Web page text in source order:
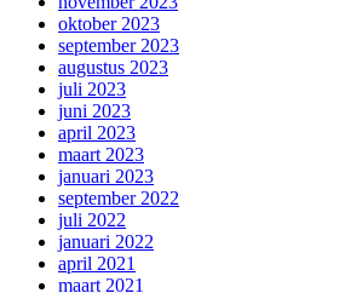
oktober 2023
september 2023
augustus 2023
juli 2023
juni 2023
april 2023
maart 2023
januari 2023
september 2022
juli 2022
januari 2022
april 2021
maart 2021